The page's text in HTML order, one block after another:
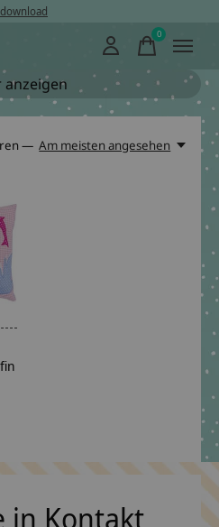
download
0items
anzeigen
— Am meisten angesehen
in Kontakt